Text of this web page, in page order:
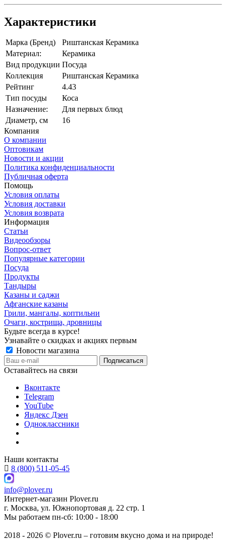
Характеристики
Марка (Бренд)
Риштанская Керамика
Материал:
Керамика
Вид продукции Посуда
Коллекция
Риштанская Керамика
Рейтинг
4.43
Тип посуды
Коса
Назначение:
Для первых блюд
Диаметр, см
16
Компания
О компании
Оптовикам
Новости и акции
Политика конфиденциальности
Публичная оферта
Помощь
Условия оплаты
Условия доставки
Условия возврата
Информация
Статьи
Видеообзоры
Вопрос-ответ
Популярные категории
Посуда
Продукты
Тандыры
Казаны и саджи
Афганские казаны
Грили, мангалы, коптильни
Очаги, кострища, дровницы
Будьте всегда в курсе!
Узнавайте о скидках и акциях первым
Новости магазина
Оставайтесь на связи
Вконтакте
Telegram
YouTube
Яндекс Дзен
Одноклассники
Наши контакты
8 (800) 511-05-45
info@plover.ru
Интернет-магазин Plover.ru
г. Москва, ул. Южнопортовая д. 22 стр. 1
Мы работаем пн-сб: 10:00 - 18:00
2018 - 2026 © Plover.ru – готовим вкусно дома и на природе!